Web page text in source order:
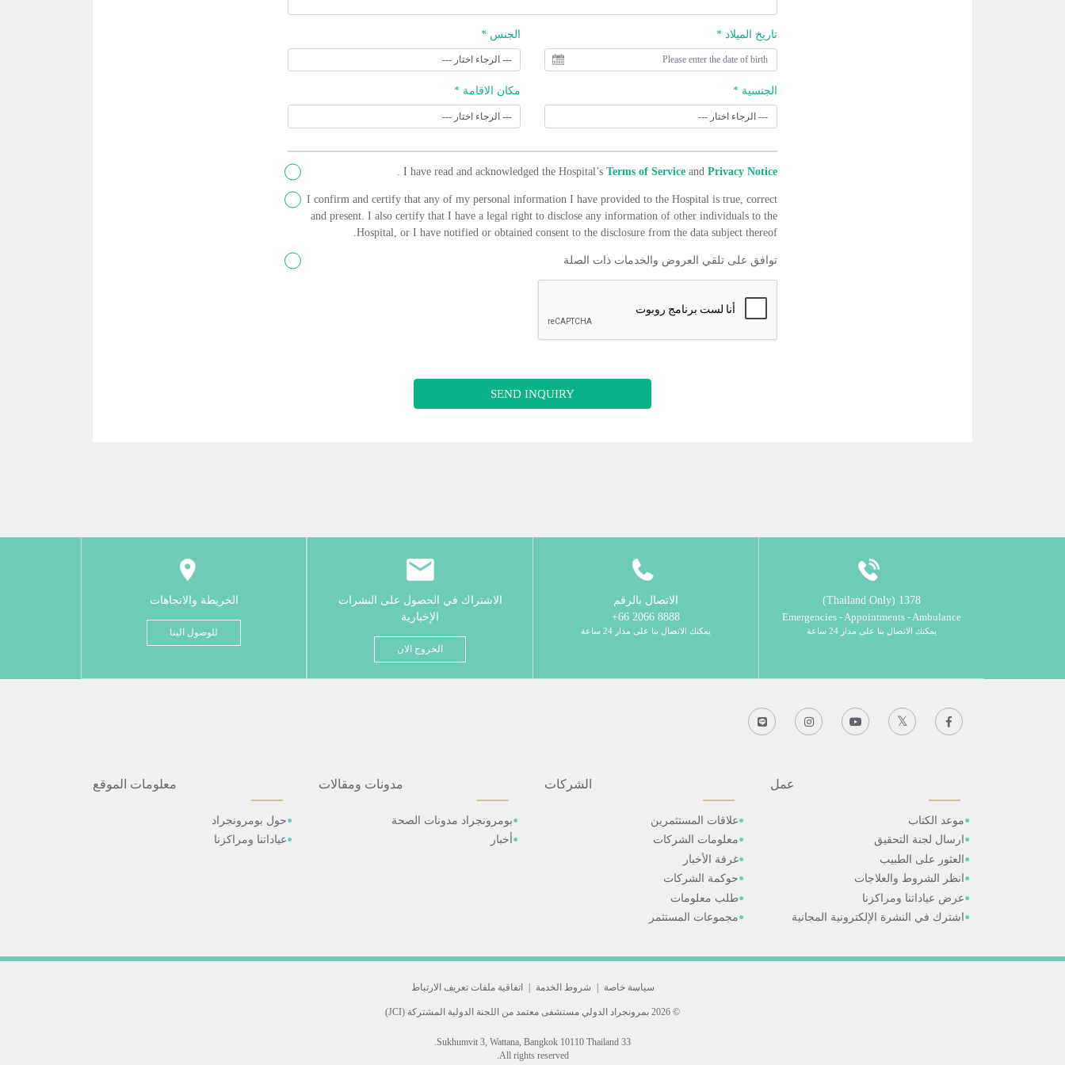
تاريخ الميلاد * الجنس *
الجنسية * مكان الاقامة *
I have read and acknowledged the Hospital’s Terms of Service and Privacy Notice
.
I confirm and certify that any of my personal information I have provided to the Hospital is true, correct
and present. I also certify that I have a legal right to disclose any information of other individuals to the
Hospital, or I have notified or obtained consent to the disclosure from the data subject thereof.
توافق على تلقي العروض والخدمات ذات الصلة
SEND INQUIRY
1378 (Thailand Only)
Emergencies - Appointments - Ambulance
يمكنك الاتصال بنا على مدار 24 ساعة
الاتصال بالرقم
8888 2066 66+
يمكنك الاتصال بنا على مدار 24 ساعة
الاشتراك في الحصول على النشرات
الإخبارية
الخروج الان
الخريطة والاتجاهات
للوصول الينا
عمل
موعد الكتاب
ارسال لجنة التحقيق
العثور على الطبيب
انظر الشروط والعلاجات
عرض عياداتنا ومراكزنا
اشترك في النشرة الإلكترونية المجانية
الشركات
علاقات المستثمرين
معلومات الشركات
غرفة الأخبار
حوكمة الشركات
طلب معلومات
مجموعات المستثمر
مدونات ومقالات
بومرونجراد مدونات الصحة
أخبار
معلومات الموقع
حول بومرونجراد
عياداتنا ومراكزنا
سياسة خاصة شروط الخدمة اتفاقية ملفات تعريف الارتباط
© 2026 بمرونجراد الدولي مستشفى معتمد من اللجنة الدولية المشتركة (JCI)
33 Sukhumvit 3, Wattana, Bangkok 10110 Thailand.
All rights reserved.